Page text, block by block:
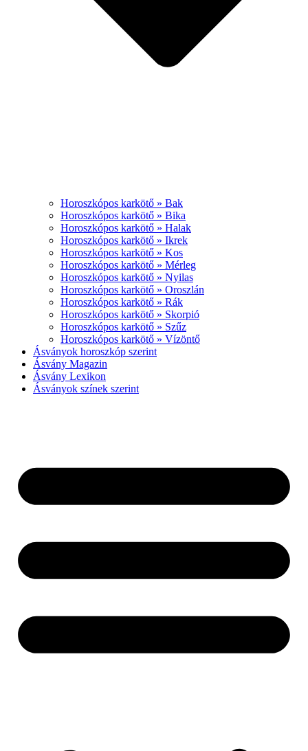
Horoszkópos karkötő » Bak
Horoszkópos karkötő » Bika
Horoszkópos karkötő » Halak
Horoszkópos karkötő » Ikrek
Horoszkópos karkötő » Kos
Horoszkópos karkötő » Mérleg
Horoszkópos karkötő » Nyilas
Horoszkópos karkötő » Oroszlán
Horoszkópos karkötő » Rák
Horoszkópos karkötő » Skorpió
Horoszkópos karkötő » Szűz
Horoszkópos karkötő » Vízöntő
Ásványok horoszkóp szerint
Ásvány Magazin
Ásvány Lexikon
Ásványok színek szerint